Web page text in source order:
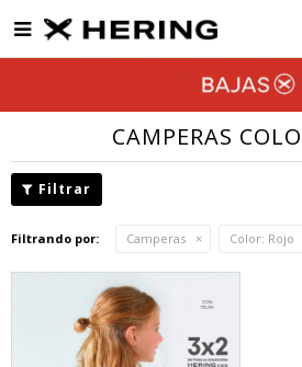

CAMPERAS
Filtrando por: Camperas Color: Rojo